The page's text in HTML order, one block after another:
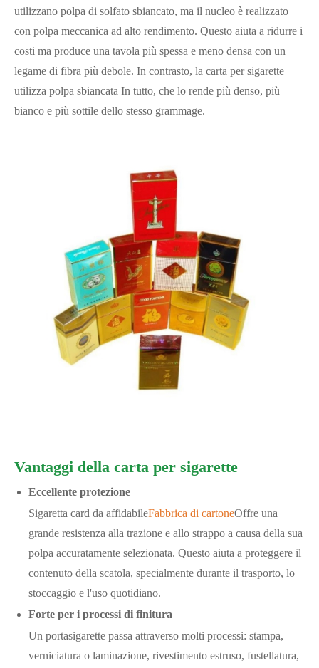
utilizzano polpa di solfato sbiancato, ma il nucleo è realizzato
con polpa meccanica ad alto rendimento. Questo aiuta a ridurre i
costi ma produce una tavola più spessa e meno densa con un
legame di fibra più debole. In contrasto, la carta per sigarette
utilizza polpa sbiancata In tutto, che lo rende più denso, più
bianco e più sottile dello stesso grammage.
Vantaggi della carta per sigarette
Eccellente protezione
Sigaretta card da affidabileFabbrica di cartoneOffre una
grande resistenza alla trazione e allo strappo a causa della sua
polpa accuratamente selezionata. Questo aiuta a proteggere il
contenuto della scatola, specialmente durante il trasporto, lo
stoccaggio e l'uso quotidiano.
Forte per i processi di finitura
Un portasigarette passa attraverso molti processi: stampa,
verniciatura o laminazione, rivestimento estruso, fustellatura,